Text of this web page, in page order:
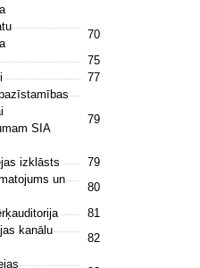
70
75
77
SIA
79
izklāsts
79
un
80
81
kanālu
82